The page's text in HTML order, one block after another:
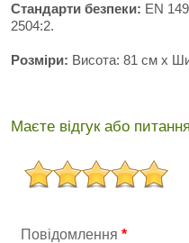
Стандарти безпеки: EN
2504:2.
Розміри: Висота: 81 см х
Маєте відгук або
Повідомлення *